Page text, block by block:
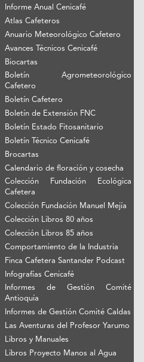
Informe Anual Cenicafé
Atlas Cafeteros
Anuario Meteorológico Cafetero
Avances Técnicos Cenicafé
Biocartas
Boletín Agrometeorológico
Cafetero
Boletín Cafetero
Boletín de Extensión FNC
Boletín Estado Fitosanitario
Boletín Técnico Cenicafé
Brocartas
Calendario de floración y cosecha
Colección Fundación Ecológica
Cafetera
Colección Fundación Manuel Mejía
Colección Libros 80 años
Colección Libros 85 años
Comportamiento de la Industria
Finca Cafetera Santander Podcast
Infografías Cenicafé
Informes de Gestión Comité
Antioquía
Informes de Gestión Comité Caldas
Las Aventuras del Profesor Yarumo
Libros y Manuales
Libros Proyecto Manos al Agua